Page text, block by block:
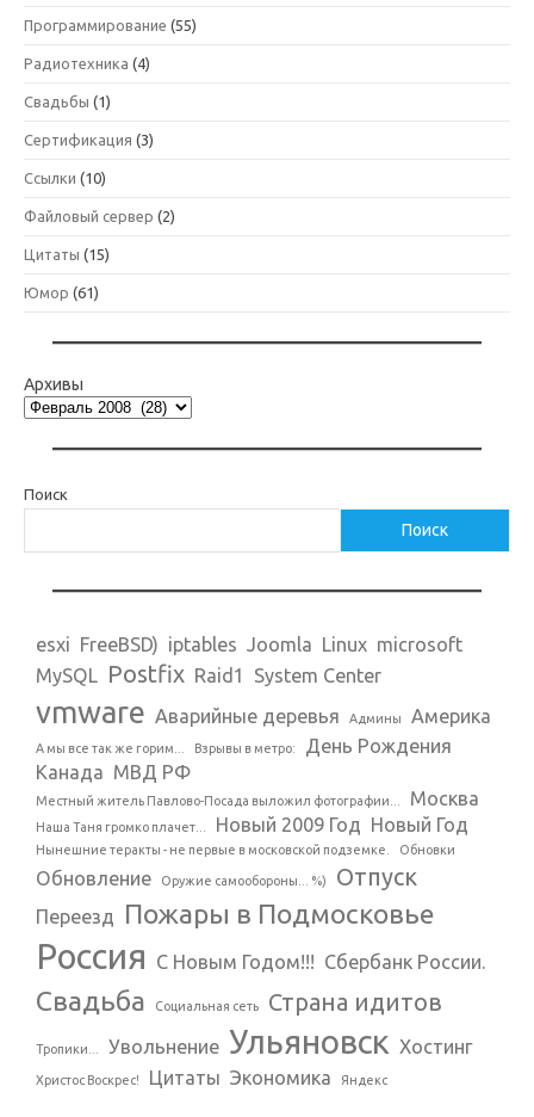
Программирование (55)
Радиотехника (4)
Свадьбы (1)
Сертификация (3)
Ссылки (10)
Файловый сервер (2)
Цитаты (15)
Юмор (61)
Архивы
Поиск
Поиск
esxi FreeBSD) iptables Joomla Linux microsoft
MySQL Postfix Raid1 System Center
vmware Аварийные деревья Админы Америка
А мы все так же горим... Взрывы в метро:
День Рождения
Канада МВД РФ
Местный житель Павлово-Посада выложил фотографии... Москва
Наша Таня громко плачет... Новый 2009 Год Новый Год
Нынешние теракты - не первые в московской подземке. Обновки
Обновление Оружие самообороны... %) Отпуск
Переезд Пожары в Подмосковье
Россия С Новым Годом!!! Сбербанк России.
Свадьба Социальная сеть Страна идитов
Тропики... Увольнение Ульяновск Хостинг
Христос Воскрес! Цитаты Экономика Яндекс